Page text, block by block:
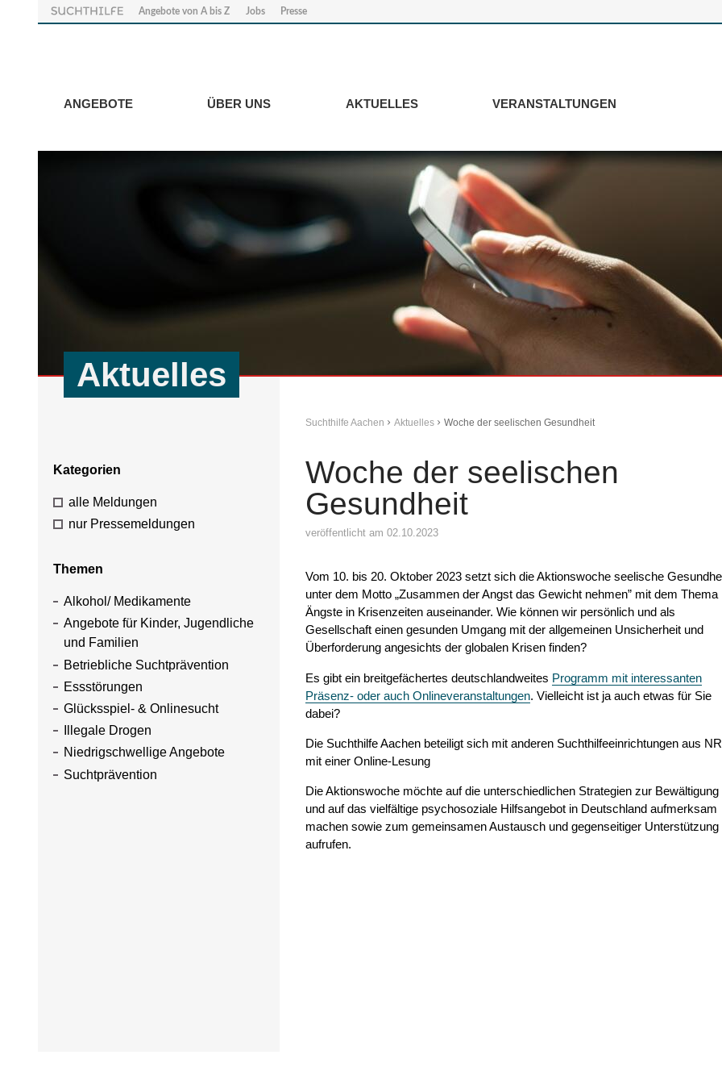
Angebote von A bis Z Jobs Presse
ANGEBOTE ÜBER UNS AKTUELLES VERANSTALTUNGEN
Aktuelles
Kategorien
alle Meldungen
nur Pressemeldungen
Themen
Alkohol/ Medikamente
Angebote für Kinder, Jugendliche
und Familien
Betriebliche Suchtprävention
Essstörungen
Glücksspiel- & Onlinesucht
Illegale Drogen
Niedrigschwellige Angebote
Suchtprävention
Suchthilfe Aachen Aktuelles Woche der seelischen Gesundheit
Woche der seelischen
Gesundheit
veröffentlicht am 02.10.2023
Vom 10. bis 20. Oktober 2023 setzt sich die Aktionswoche seelische
unter dem Motto „Zusammen der Angst das Gewicht nehmen” mit dem Thema
Ängste in Krisenzeiten auseinander. Wie können wir persönlich und als
Gesellschaft einen gesunden Umgang mit der allgemeinen Unsicherheit und
Überforderung angesichts der globalen Krisen finden?
Es gibt ein breitgefächertes deutschlandweites Programm mit interessanten
Präsenz- oder auch Onlineveranstaltungen. Vielleicht ist ja auch etwas für Sie
dabei?
Die Suchthilfe Aachen beteiligt sich mit anderen Suchthilfeeinrichtungen aus
mit einer Online-Lesung
Die Aktionswoche möchte auf die unterschiedlichen Strategien zur Bewältigung
und auf das vielfältige psychosoziale Hilfsangebot in Deutschland aufmerksam
machen sowie zum gemeinsamen Austausch und gegenseitiger Unterstützung
aufrufen.